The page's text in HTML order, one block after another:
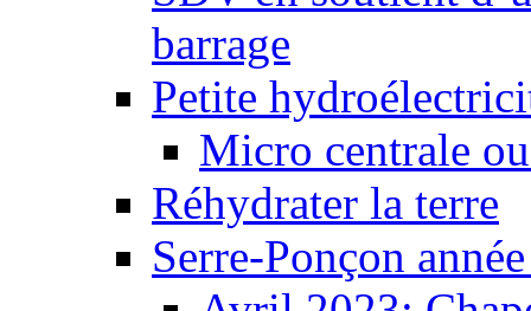
barrage
Petite
Micro centrale
Réhydrater la terre
Serre-Ponçon